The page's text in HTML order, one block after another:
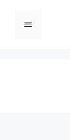
القائمة